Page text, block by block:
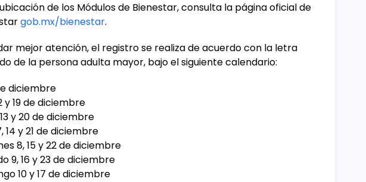
de los Módulos de Bienestar, consulta la página oficial de
gob.mx/bienestar.
mejor atención, el registro se realiza de acuerdo con la letra
de la persona adulta mayor, bajo el siguiente calendario:
diciembre
y 19 de diciembre
13 y 20 de diciembre
14 y 21 de diciembre
8, 15 y 22 de diciembre
9, 16 y 23 de diciembre
10 y 17 de diciembre